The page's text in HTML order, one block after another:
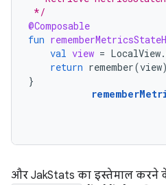
*/
@Composable
fun
val view = LocalView.
return remember(view)
}
और JakStats का इस्तेमाल करने